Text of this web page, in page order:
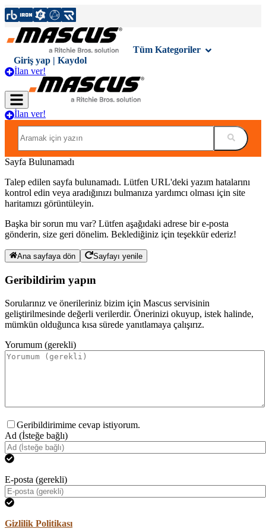
Tüm Kategoriler
Giriş yap | Kaydol
İlan ver!
İlan ver!
Sayfa Bulunamadı
Talep edilen sayfa bulunamadı. Lütfen URL'deki yazım hatalarını
kontrol edin veya aradığınızı bulmanıza yardımcı olması için site
haritamızı görüntüleyin.
Başka bir sorun mu var? Lütfen aşağıdaki adrese bir e-posta
gönderin, size geri dönelim. Beklediğiniz için teşekkür ederiz!
Ana sayfaya dön Sayfayı yenile
Geribildirim yapın
Sorularınız ve önerileriniz bizim için Mascus servisinin
geliştirilmesinde değerli verilerdir. Önerinizi okuyup, istek halinde,
mümkün olduğunca kısa sürede yanıtlamaya çalışırız.
Yorumum (gerekli)
Geribildirimime cevap istiyorum.
Ad (İsteğe bağlı)
E-posta (gerekli)
Gizlilik Politikası